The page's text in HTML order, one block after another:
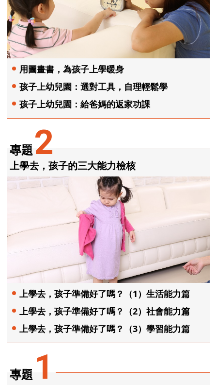
專題 1
專題2
上學去，孩子的三大能力檢核
上學去，孩子準備好了嗎？（1）生活能力篇
上學去，孩子準備好了嗎？（2）社會能力篇
上學去，孩子準備好了嗎？（3）學習能力篇
用圖畫書，為孩子上學暖身
孩子上幼兒園：選對工具，自理輕鬆學
孩子上幼兒園：給爸媽的返家功課